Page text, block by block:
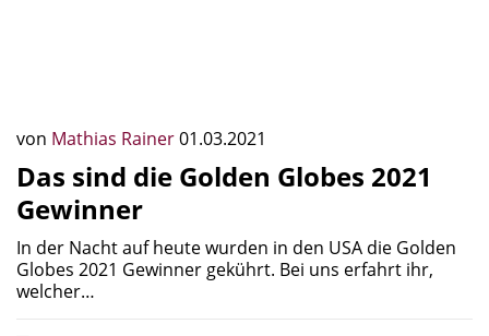
von Mathias Rainer01.03.2021
Das sind die Golden Globes 2021
Gewinner
In der Nacht auf heute wurden in den USA die Golden
Globes 2021 Gewinner gekührt. Bei uns erfahrt ihr,
welcher…